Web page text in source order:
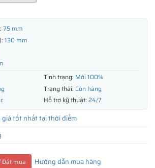
75 mm
130 mm
Tình trạng: Mới 100%
Trạng thái: Còn hàng
Hỗ trợ kỹ thuật: 24/7
giá tốt nhất tại thời điểm
Đặt mua Hướng dẫn mua hàng